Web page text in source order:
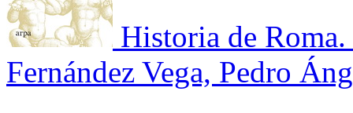
Historia de
Fernández Vega, Pedro